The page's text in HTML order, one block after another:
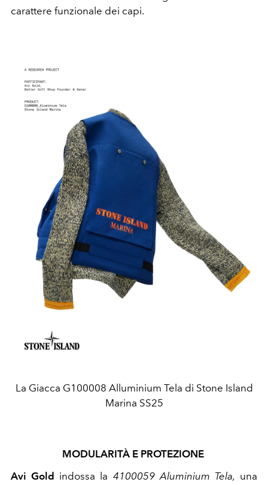
carattere funzionale dei capi.
La Giacca G100008 Alluminium Tela di Stone Island
Marina SS25
MODULARITÀ E PROTEZIONE
Avi Gold indossa la 4100059 Aluminium Tela, una